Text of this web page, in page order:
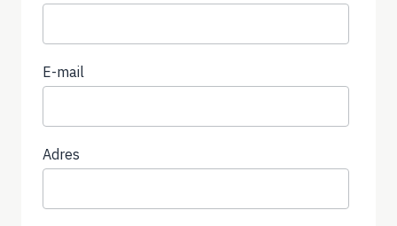
E-mail
Adres